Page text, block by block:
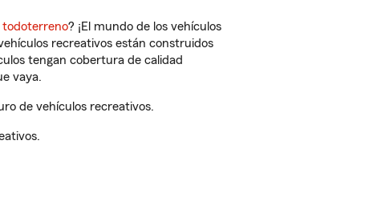
todoterreno? ¡El mundo de los vehículos
recreativos están construidos
tengan cobertura de calidad
vaya.
de vehículos recreativos.